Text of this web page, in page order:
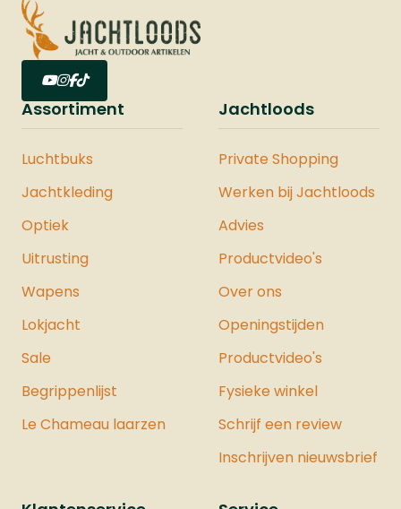
Assortiment
Luchtbuks
Jachtkleding
Optiek
Uitrusting
Wapens
Lokjacht
Sale
Begrippenlijst
Le Chameau laarzen
Jachtloods
Private Shopping
Werken bij Jachtloods
Advies
Productvideo's
Over ons
Openingstijden
Productvideo's
Fysieke winkel
Schrijf een review
Inschrijven nieuwsbrief